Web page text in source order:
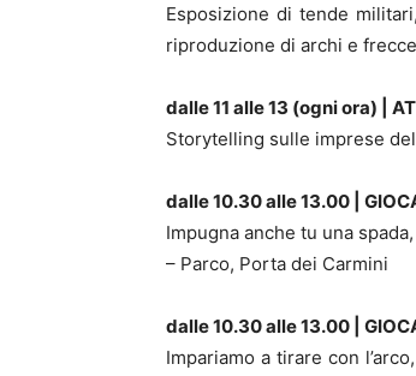
Esposizione di tende
riproduzione di archi e
dalle 11 alle 13 (ogni ora) |
Storytelling sulle imprese
dalle 10.30 alle 13.00 |
Impugna anche tu una
– Parco, Porta dei Carmini
dalle 10.30 alle 13.00 |
Impariamo a tirare con